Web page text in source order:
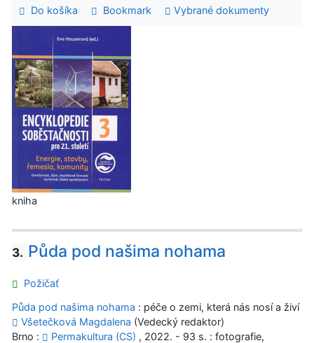
Do košíka Bookmark Vybrané dokumenty
kniha
3. Půda pod našima nohama
Požičať
Půda pod našima nohama : péče o zemi, která nás nosí a živí
Všetečková Magdalena (Vedecký redaktor)
Brno :
Permakultura (CS) , 2022. - 93 s. : fotografie,